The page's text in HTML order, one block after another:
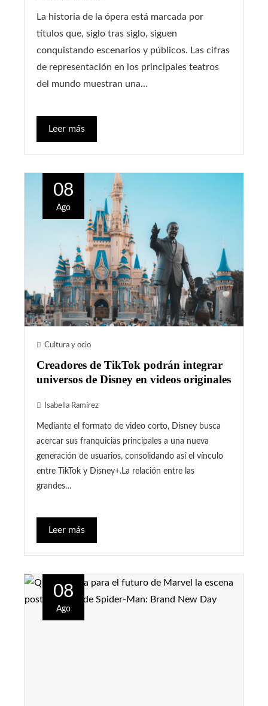
La historia de la ópera está marcada por
títulos que, siglo tras siglo, siguen
conquistando escenarios y públicos. Las cifras
de representación en los principales teatros
del mundo muestran una…
Leer más
08
Ago
Cultura y ocio
Creadores de TikTok podrán integrar
universos de Disney en videos originales
Isabella Ramírez
Mediante el formato de video corto, Disney busca
acercar sus franquicias principales a una nueva
generación de usuarios, consolidando así el vínculo
entre TikTok y Disney+.La relación entre las
grandes…
Leer más
08
Ago